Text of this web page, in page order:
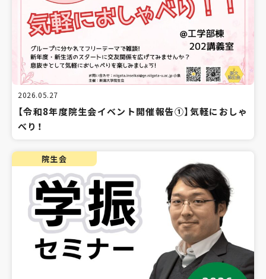
2026.05.27
【令和8年度院生会イベント開催報告①】気軽におしゃ
べり！
院生会